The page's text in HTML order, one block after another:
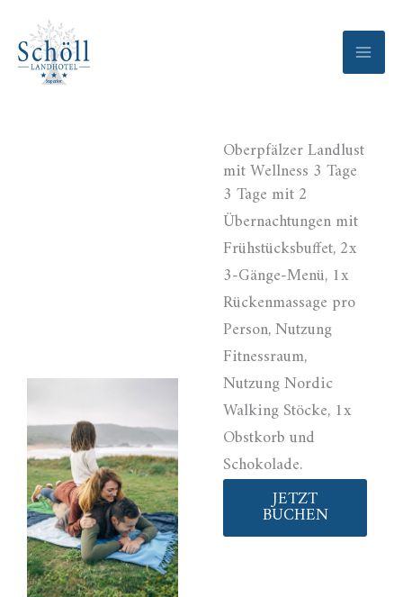
Inhalt
springen
Oberpfälzer Landlust
mit Wellness 3 Tage
3 Tage mit 2
Übernachtungen mit
Frühstücksbuffet, 2x
3-Gänge-Menü, 1x
Rückenmassage pro
Person, Nutzung
Fitnessraum,
Nutzung Nordic
Walking Stöcke, 1x
Obstkorb und
Schokolade.
JETZT
BUCHEN